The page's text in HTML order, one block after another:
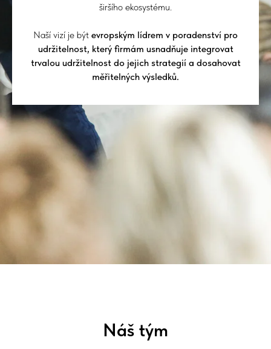
širšího ekosystému.
Naší vizí je být evropským lídrem v poradenství pro
udržitelnost, který firmám usnadňuje integrovat
trvalou udržitelnost do jejich strategií a dosahovat
měřitelných výsledků.
Náš tým